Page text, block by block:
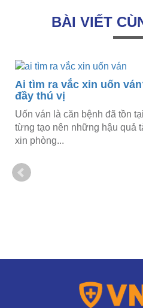
BÀI VIẾT
Ai tìm ra vắc xin uốn
đầy thú vị
Uốn ván là căn bệnh đã tồn
từng tạo nên những hậu quả
xin phòng...